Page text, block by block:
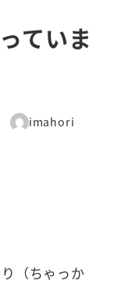
ていま
著
imahori
（ちゃっか